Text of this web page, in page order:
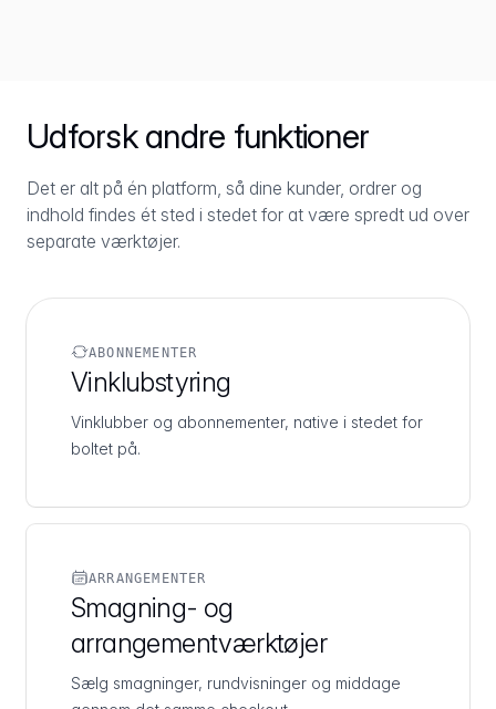
Udforsk andre funktioner
Det er alt på én platform, så dine kunder, ordrer og
indhold findes ét sted i stedet for at være spredt ud over
separate værktøjer.
ABONNEMENTER
Vinklubstyring
Vinklubber og abonnementer, native i stedet for
boltet på.
ARRANGEMENTER
Smagning- og
arrangementværktøjer
Sælg smagninger, rundvisninger og middage